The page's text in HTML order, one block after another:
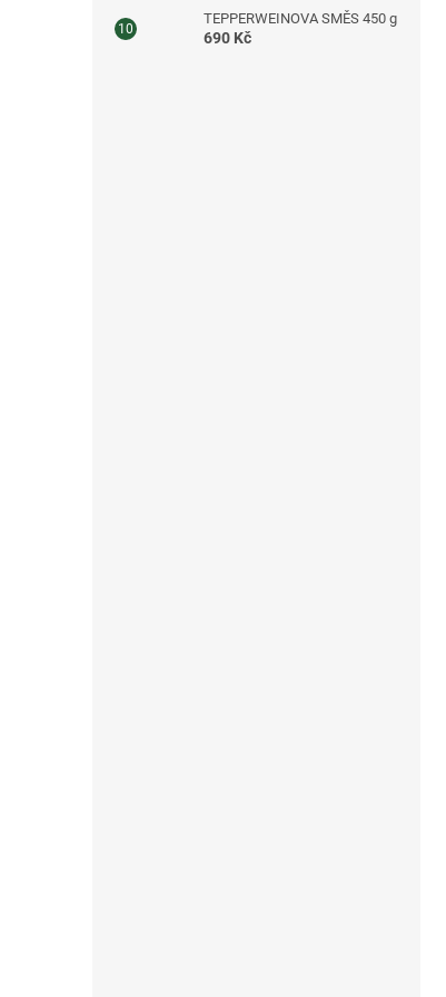
TEPPERWEINOVA SMĚS 450 g
690 Kč